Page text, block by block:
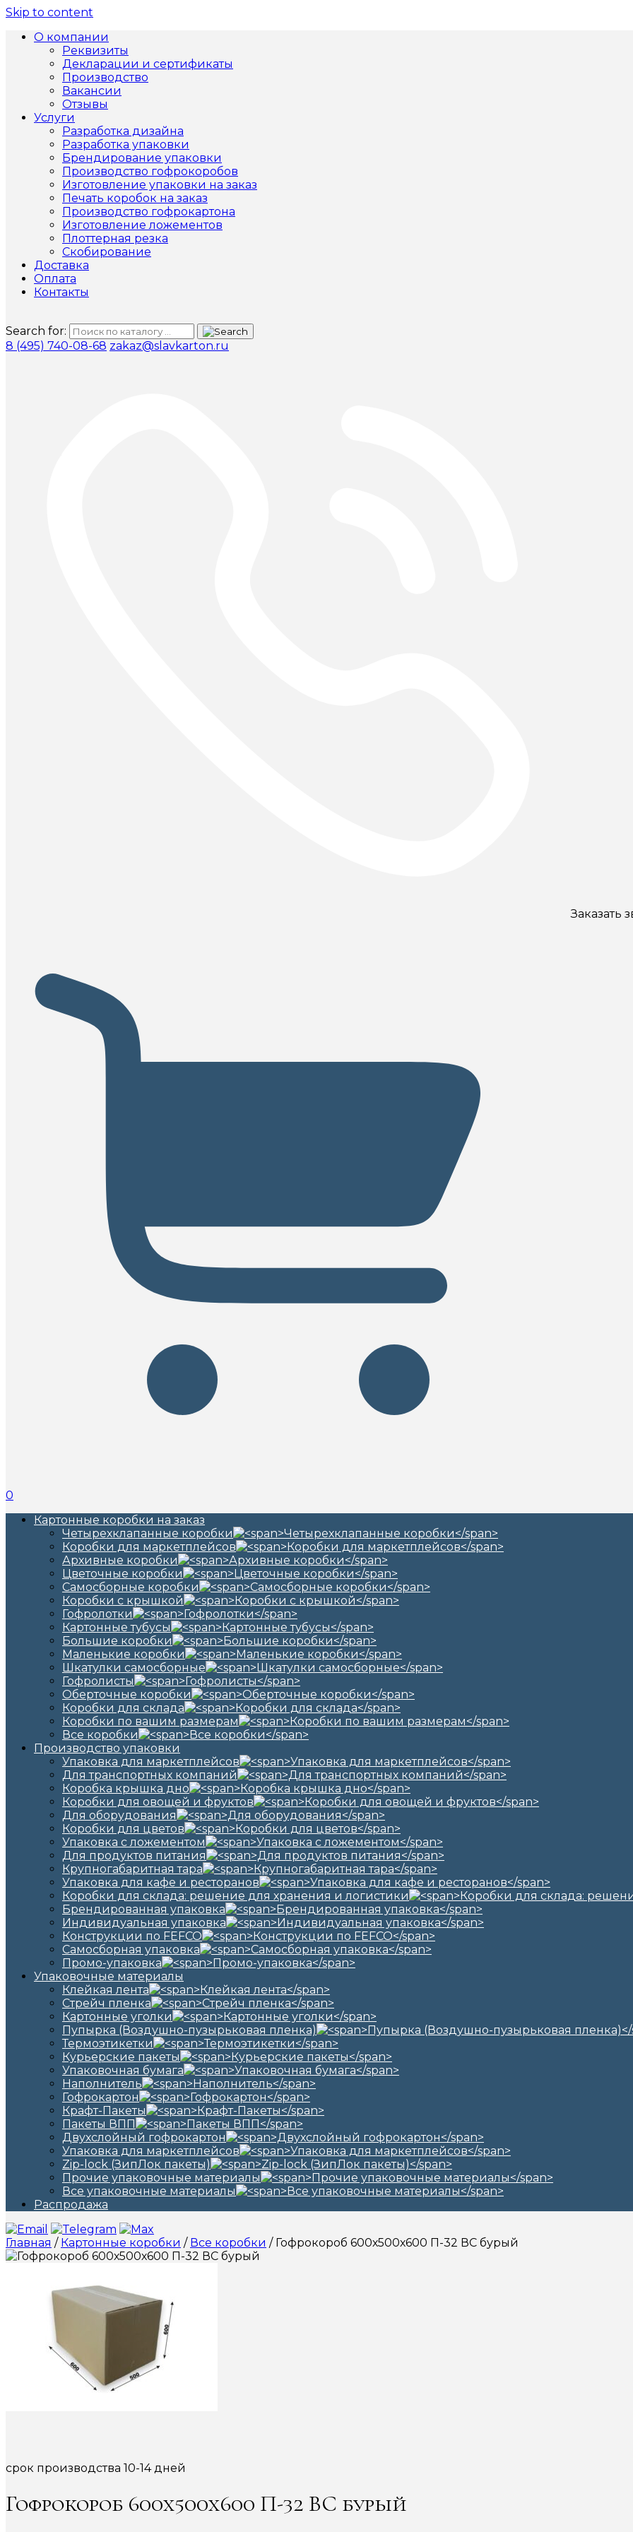
Skip to content
О компании
Реквизиты
Декларации и сертификаты
Производство
Вакансии
Отзывы
Услуги
Разработка дизайна
Разработка упаковки
Брендирование упаковки
Производство гофрокоробов
Изготовление упаковки на заказ
Печать коробок на заказ
Производство гофрокартона
Изготовление ложементов
Плоттерная резка
Скобирование
Доставка
Оплата
Контакты
Search for:
8 (495) 740-08-68 zakaz@slavkarton.ru
Заказать
0
Картонные коробки на заказ
Четырехклапанные коробки
Коробки для маркетплейсов
Архивные коробки
Цветочные коробки
Самосборные коробки
Коробки с крышкой
Гофролотки
Картонные тубусы
Большие коробки
Маленькие коробки
Шкатулки самосборные
Гофролисты
Оберточные коробки
Коробки для склада
Коробки по вашим размерам
Все коробки
Производство упаковки
Упаковка для маркетплейсов
Для транспортных компаний
Коробка крышка дно
Коробки для овощей и фруктов
Для оборудования
Коробки для цветов
Упаковка с ложементом
Для продуктов питания
Крупногабаритная тара
Упаковка для кафе и ресторанов
Коробки для склада: решение для хранения и логистики
Брендированная упаковка
Индивидуальная упаковка
Конструкции по FEFCO
Самосборная упаковка
Промо-упаковка
Упаковочные материалы
Клейкая лента
Стрейч пленка
Картонные уголки
Пупырка (Воздушно-пузырьковая пленка)
Термоэтикетки
Курьерские пакеты
Упаковочная бумага
Наполнитель
Гофрокартон
Крафт-Пакеты
Пакеты ВПП
Двухслойный гофрокартон
Упаковка для маркетплейсов
Zip-lock (ЗипЛок пакеты)
Прочие упаковочные материалы
Все упаковочные материалы
Распродажа
Главная / Картонные коробки / Все коробки / Гофрокороб 600х500х600 П-32 ВС бурый
срок производства 10-14 дней
Гофрокороб 600х500х600 П-32 ВС бурый